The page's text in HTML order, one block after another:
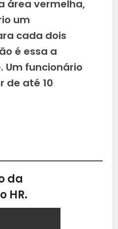
área vermelha,
um
cada dois
é essa a
Um funcionário
de até 10
da
HR.